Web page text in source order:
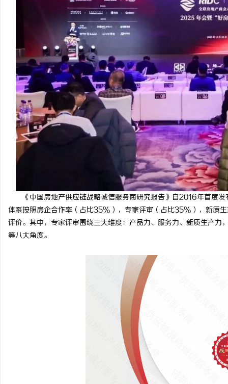
《中国房地产供应链战略诚信服务商研究报告》自2016年首度
体系按照房企合作率（占比35%），专家评审（占比35%），新
评价。其中，专家评审围绕三大维度：产品力、服务力、新质生产
等八大角度。
3d激光内雕机：精密雕